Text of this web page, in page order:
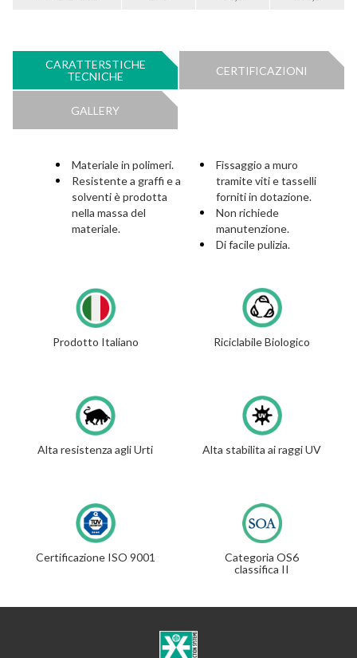
CARATTERSTICHE
TECNICHE
CERTIFICAZIONI
GALLERY
Materiale in polimeri.
Resistente a graffi e a
solventi è prodotta
nella massa del
materiale.
Fissaggio a muro
tramite viti e tasselli
forniti in dotazione.
Non richiede
manutenzione.
Di facile pulizia.
Prodotto Italiano Riciclabile Biologico
Alta resistenza agli Urti Alta stabilita ai raggi UV
Certificazione ISO 9001
Categoria OS6
classifica II